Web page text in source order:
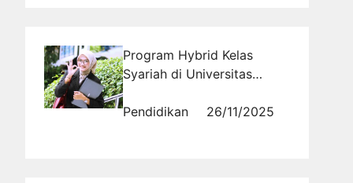
Program Hybrid Kelas
Syariah di Universitas
yang Bekerja
Pendidikan 26/11/2025